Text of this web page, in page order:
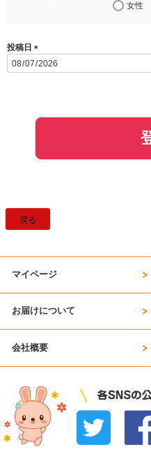
女性
投稿日
(
必
戻る
マイページ
お届けについて
会社概要